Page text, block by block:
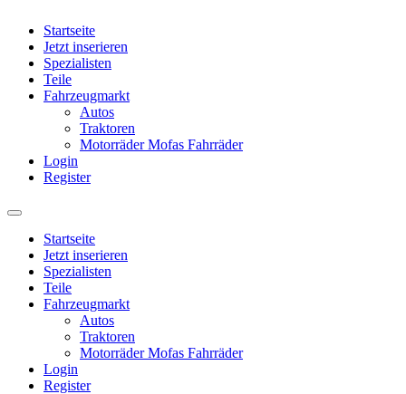
Startseite
Jetzt inserieren
Spezialisten
Teile
Fahrzeugmarkt
Autos
Traktoren
Motorräder Mofas Fahrräder
Login
Register
Startseite
Jetzt inserieren
Spezialisten
Teile
Fahrzeugmarkt
Autos
Traktoren
Motorräder Mofas Fahrräder
Login
Register